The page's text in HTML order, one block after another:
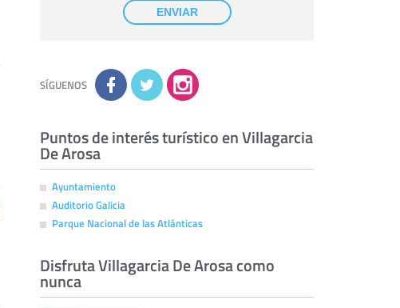
facilitarnos mediante la casilla correspondiente
establecida al efecto.
Destinatarios:con carácter general, sólo el
Derechos:tiene derecho a saber qué
información tenemos sobre usted, corregirla y
eliminarla, tal y como se explica en la
información adicional disponible en nuestra
la información adicional y detallada sobre cómo
tratamos sus datos en lapolítica de privacidad
ENVIAR
SÍGUENOS
Puntos de interés turístico en Villagarcia
De Arosa
Ayuntamiento
Auditorio Galicia
Parque Nacional de las Atlánticas
Disfruta Villagarcia De Arosa como
nunca